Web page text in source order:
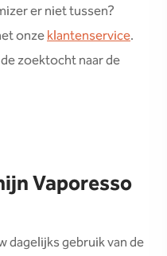
er niet tussen?
onzeklantenservice.
zoektocht naar de
Vaporesso
dagelijks gebruik van de